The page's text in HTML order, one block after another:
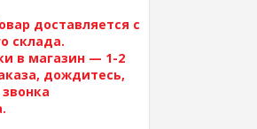
доставляется с
склада.
в магазин — 1-2
дождитесь,